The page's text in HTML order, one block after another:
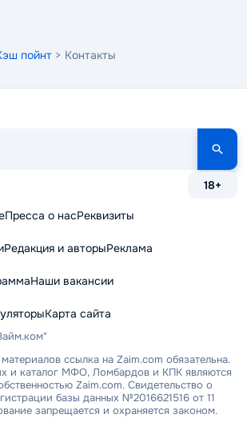
пойнт > Контакты
18+
Пресса о насРеквизиты
Редакция и авторыРеклама
Наши вакансии
Карта сайта
ссылка на Zaim.com обязательна.
и каталог МФО, Ломбардов и КПК являются
Zaim.com. Свидетельство о
базы данных №2016621516 от 11
запрещается и охраняется законом.